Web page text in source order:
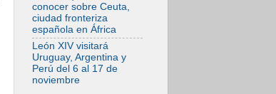
Evangelio
05.08.2026
Santa María la
Mayor, Makrickas:
La gracia de Dios
desciende sobre el
mundo
conocer sobre Ceuta,
ciudad fronteriza
española en África
León XIV visitará
Uruguay, Argentina y
Perú del 6 al 17 de
noviembre